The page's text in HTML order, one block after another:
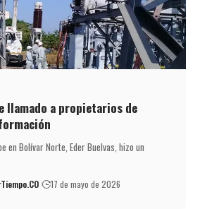
llamado a propietarios de
en Bolívar Norte, Eder Buelvas, hizo un
17 de mayo de 2026